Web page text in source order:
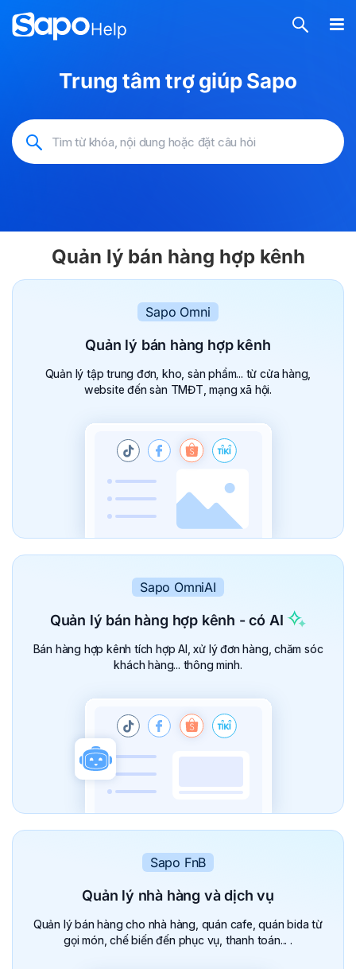
Trung tâm trợ giúp Sapo
Quản lý bán hàng hợp kênh
Sapo Omni
Quản lý bán hàng hợp kênh
Quản lý tập trung đơn, kho, sản phẩm... từ cửa hàng,
website đến sàn TMĐT, mạng xã hội.
Sapo OmniAI
Quản lý bán hàng hợp kênh - có AI
Bán hàng hợp kênh tích hợp AI, xử lý đơn hàng, chăm sóc
khách hàng... thông minh.
Sapo FnB
Quản lý nhà hàng và dịch vụ
Quản lý bán hàng cho nhà hàng, quán cafe, quán bida từ
gọi món, chế biến đến phục vụ, thanh toán... .